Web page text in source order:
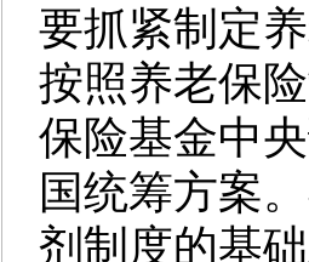
要抓紧制定
按照养老保
保险基金中
国统筹方案
剂制度的基